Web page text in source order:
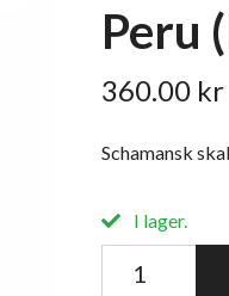
Peru
360.00 kr
Schamansk
I lager.